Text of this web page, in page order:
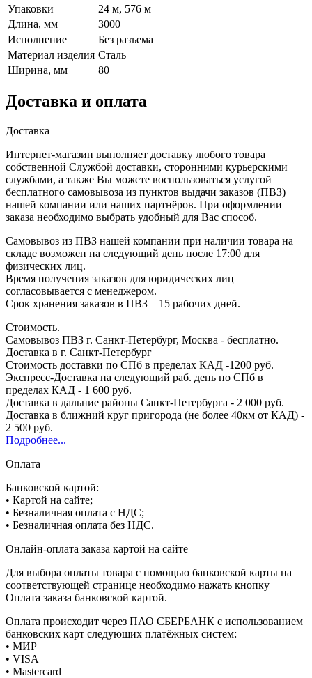
Упаковки
24 м, 576 м
Длина, мм
3000
Исполнение
Без разъема
Материал изделия Сталь
Ширина, мм
80
Доставка и оплата
Доставка
Интернет-магазин выполняет доставку любого товара
собственной Службой доставки, сторонними курьерскими
службами, а также Вы можете воспользоваться услугой
бесплатного самовывоза из пунктов выдачи заказов (ПВЗ)
нашей компании или наших партнёров. При оформлении
заказа необходимо выбрать удобный для Вас способ.
Самовывоз из ПВЗ нашей компании при наличии товара на
складе возможен на следующий день после 17:00 для
физических лиц.
Время получения заказов для юридических лиц
согласовывается с менеджером.
Срок хранения заказов в ПВЗ – 15 рабочих дней.
Стоимость.
Самовывоз ПВЗ г. Санкт-Петербург, Москва - бесплатно.
Доставка в г. Санкт-Петербург
Стоимость доставки по СПб в пределах КАД -1200 руб.
Экспресс-Доставка на следующий раб. день по СПб в
пределах КАД - 1 600 руб.
Доставка в дальние районы Санкт-Петербурга - 2 000 руб.
Доставка в ближний круг пригорода (не более 40км от КАД) -
2 500 руб.
Подробнее...
Оплата
Банковской картой:
• Картой на сайте;
• Безналичная оплата с НДС;
• Безналичная оплата без НДС.
Онлайн-оплата заказа картой на сайте
Для выбора оплаты товара с помощью банковской карты на
соответствующей странице необходимо нажать кнопку
Оплата заказа банковской картой.
Оплата происходит через ПАО СБЕРБАНК с использованием
банковских карт следующих платёжных систем:
• МИР
• VISA
• Mastercard